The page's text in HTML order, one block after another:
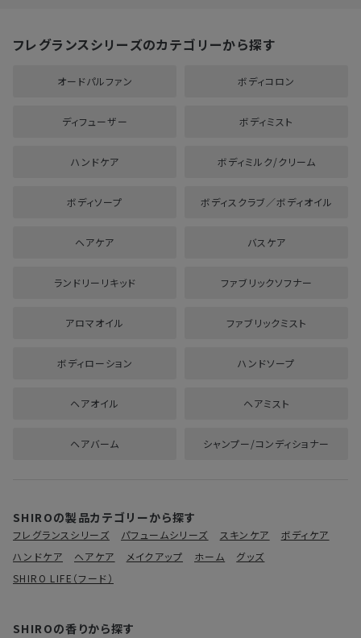
フレグランスシリーズのカテゴリーから探す
オードパルファン ボディコロン
ディフューザー ボディミスト
ハンドケア ボディミルク/クリーム
ボディソープ ボディスクラブ／ボディオイル
ヘアケア バスケア
ランドリーリキッド ファブリックソフナー
アロマオイル ファブリックミスト
ボディローション ハンドソープ
ヘアオイル ヘアミスト
ヘアバーム シャンプー/コンディショナー
SHIROの製品カテゴリーから探す
フレグランスシリーズ パフュームシリーズ スキンケア
ボディケア
ハンドケア
ヘアケア メイクアップ ホーム
グッズ
SHIRO LIFE（フード）
SHIROの香りから探す